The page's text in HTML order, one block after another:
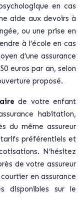
en cas
aide aux devoirs à
ou une prise en
à l’école en cas
d’une assurance
euros par an, selon
proposé.
de votre enfant
habitation,
du même assureur
préférentiels et
N’hésitez
de votre assureur
en assurance
disponibles sur le